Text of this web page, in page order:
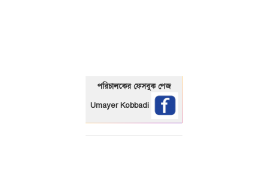
পরিচালকের ফেসবুক পেজ
Umayer Kobbadi